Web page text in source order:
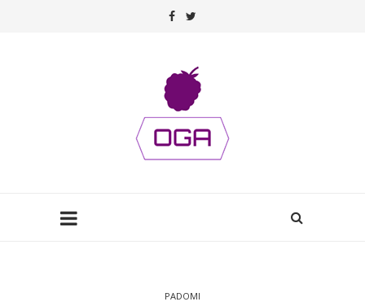
PADOMI